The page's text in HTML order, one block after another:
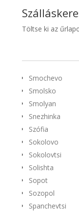
Kiwi
Taxi
Töltse ki az
Smochevo
Smolsko
Smolyan
Snezhinka
Szófia
Sokolovo
Sokolovtsi
Solishta
Sopot
Sozopol
Spanchevtsi